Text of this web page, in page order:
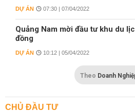
DỰ ÁN 07:30 | 07/04/2022
Quảng Nam mời đầu tư khu du
đồng
DỰ ÁN 10:12 | 05/04/2022
Theo Doanh
CHỦ ĐẦU TƯ